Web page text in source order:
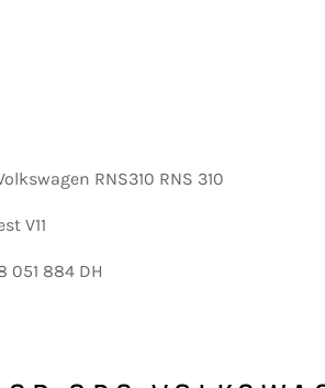
RNS310 RNS 310
V11
051 884 DH